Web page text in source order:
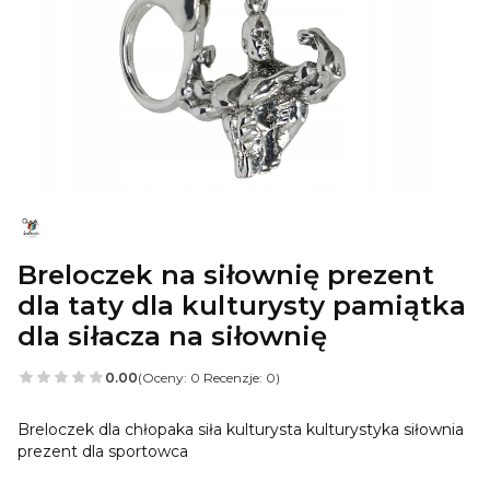
Breloczek na siłownię prezent
dla taty dla kulturysty pamiątka
dla siłacza na siłownię
0.00(Oceny: 0 Recenzje: 0)
Breloczek dla chłopaka siła kulturysta kulturystyka siłownia
prezent dla sportowca